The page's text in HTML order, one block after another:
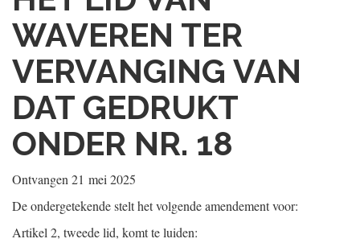
WAVEREN TER
VERVANGING VAN
DAT GEDRUKT
ONDER NR. 18
Ontvangen 21 mei 2025
De ondergetekende stelt het volgende amendement voor:
Artikel 2, tweede lid, komt te luiden: